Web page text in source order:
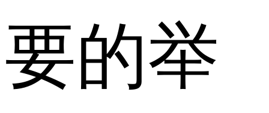
要的举